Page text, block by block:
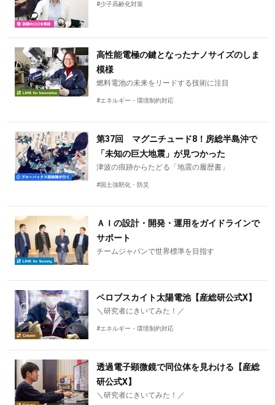
#少子高齢化対策
高性能電極の鍵となったナノサイズのしま
模様
燃料電池の未来をリードする技術に注目
#エネルギー・環境制約対応
第37回 マグニチュード8！房総半島沖で
「未知の巨大地震」が見つかった
津波の痕跡からたどる「地震の履歴書」
#国土強靭化・防災
ＡＩの設計・開発・運用をガイドラインで
サポート
チームジャパンで世界標準を目指す
ペロブスカイト太陽電池【産総研公式X】
＼研究者にきいてみた！／
#エネルギー・環境制約対応
透過電子顕微鏡で同位体を見わける【産総
研公式X】
＼研究者にきいてみた！／